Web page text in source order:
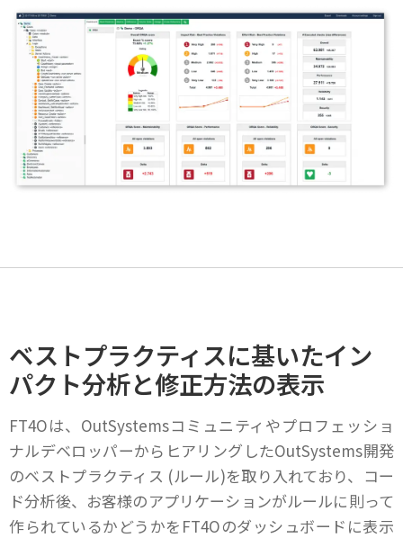
ベストプラクティスに基いたイン
パクト分析と修正方法の表示
FT4Oは、OutSystemsコミュニティやプロフェッショ
ナルデベロッパーからヒアリングしたOutSystems開発
のベストプラクティス (ルール)を取り入れており、コー
ド分析後、お客様のアプリケーションがルールに則って
作られているかどうかをFT4Oのダッシュボードに表示